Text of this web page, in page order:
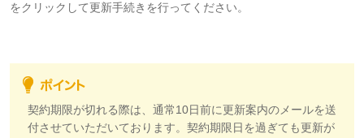
をクリックして更新手続きを行ってください。
契約期限が切れる際は、通常10日前に更新案内のメールを送
付させていただいております。契約期限日を過ぎても更新が